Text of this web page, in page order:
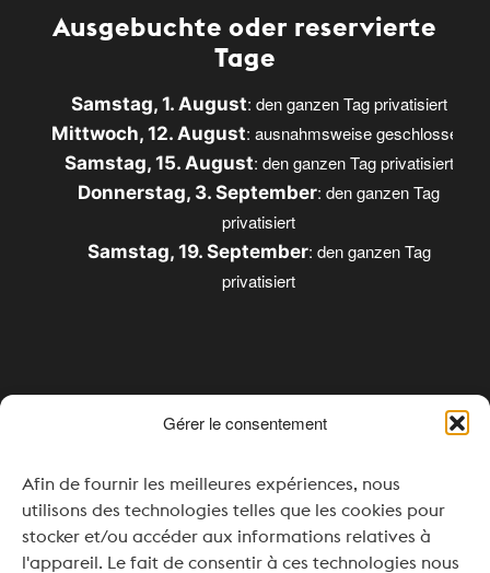
Gérer le consentement
Afin de fournir les meilleures expériences, nous
utilisons des technologies telles que les cookies pour
stocker et/ou accéder aux informations relatives à
l'appareil. Le fait de consentir à ces technologies nous
Ausgebuchte oder reservierte
Tage
Samstag, 1. August: den ganzen Tag privatisiert
Mittwoch, 12. August: ausnahmsweise geschlossen
Samstag, 15. August: den ganzen Tag privatisiert
Donnerstag, 3. September: den ganzen Tag
privatisiert
Samstag, 19. September: den ganzen Tag
privatisiert
Öffnungszeiten
Mittwoch: 16:00 – 20:00
Donnerstag bis Samstag: 11:00 – 20:00